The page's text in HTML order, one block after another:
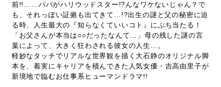
前!!……パパがハリウッドスター!?んなワケないじゃん？で
も、それっぽい証拠も出てきて…!?出生の謎と父の秘密に迫
る時、人生最大の『知らなくていいコト』にぶち当たる！
「お父さんが本当は○○だったなんて…」母の残した謎の言
葉によって、大きく狂わされる彼女の人生…。
軽妙なタッチでリアルな世界観を描く大石静のオリジナル脚
本を、着実にキャリアを積んできた人気女優・吉高由里子が
新境地で臨むお仕事系ヒューマンドラマ!!